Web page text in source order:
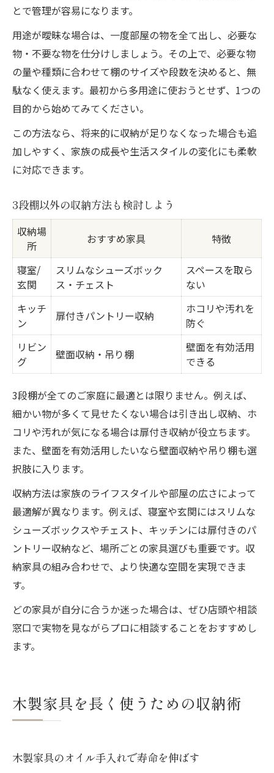
とで管理が容易になります。
用途が曖昧な場合は、一度部屋の物を全て出し、必要な
物・不要な物を仕分けしましょう。その上で、必要な物
の量や種類に合わせて棚のサイズや段数を決めると、無
駄なく使えます。最初から多用途に使おうとせず、1つの
目的から始めてみてください。
この方法なら、将来的に収納が足りなくなった場合も追
加しやすく、家族の成長や生活スタイルの変化にも柔軟
に対応できます。
3段棚以外の収納方法も検討しよう
収納場
所
おすすめ家具 特徴
寝室/
玄関
スリムなシューズボック
ス・チェスト
スペースを取ら
ない
キッチ
ン
扉付きパントリー収納
ホコリや汚れを
防ぐ
リビン
グ
壁面収納・吊り棚
壁面を有効活用
できる
3段棚が全てのご家庭に最適とは限りません。例えば、
細かい物が多くて見せたくない場合は引き出し収納、ホ
コリや汚れが気になる場合は扉付き収納が役立ちます。
また、壁面を有効活用したいなら壁面収納や吊り棚も選
択肢に入ります。
収納方法は家族のライフスタイルや部屋の広さによって
最適解が異なります。例えば、寝室や玄関にはスリムな
シューズボックスやチェスト、キッチンには扉付きのパ
ントリー収納など、場所ごとの家具選びも重要です。収
納家具の組み合わせで、より快適な空間を実現できま
す。
どの家具が自分に合うか迷った場合は、ぜひ店頭や相談
窓口で実物を見ながらプロに相談することをおすすめし
ます。
木製家具を長く使うための収納術
木製家具のオイル手入れで寿命を伸ばす